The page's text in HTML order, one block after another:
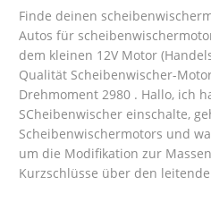
Finde deinen
Autos für
dem kleinen 12V Motor
Qualität Scheibenwischer-
Drehmoment 2980 . Hallo, ich
SCheibenwischer einschalte,
Scheibenwischermotors und
um die Modifikation zur
Kurzschlüsse über den